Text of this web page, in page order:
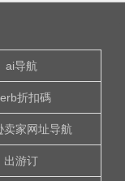
ai导航
折扣碼
卖家网址导航
出游订